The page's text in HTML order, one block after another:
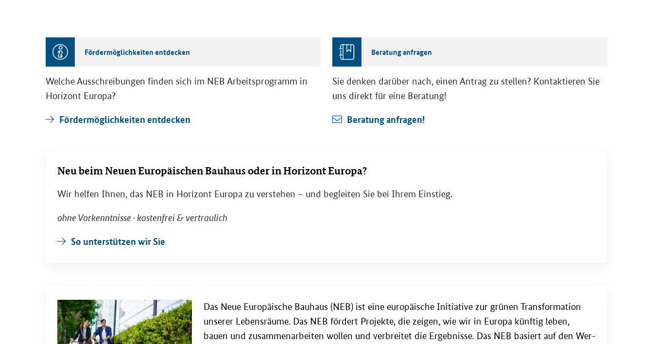
För­der­mög­lich­kei­ten ent­de­cken
Wel­che Aus­schrei­bun­gen fin­den sich im NEB Ar­beits­pro­gramm in
Ho­ri­zont Eu­ro­pa?
För­der­mög­lich­kei­ten ent­de­cken
Be­ra­tung an­fra­gen
Sie den­ken dar­über nach, einen An­trag zu stel­len? Kon­tak­tie­ren Sie
uns di­rekt für eine Be­ra­tung!
Be­ra­tung an­fra­gen!
Neu beim Neuen Eu­ro­päi­schen Bau­haus oder in Ho­ri­zont Eu­ro­pa?
Wir hel­fen Ihnen, das NEB in Ho­ri­zont Eu­ro­pa zu ver­ste­hen – und be­glei­ten Sie bei Ihrem Ein­stieg.
ohne Vor­kennt­nis­se · kos­ten­frei & ver­trau­lich
So un­ter­stüt­zen wir Sie
Das Neue Eu­ro­päi­sche Bau­haus (NEB) ist eine eu­ro­päi­sche In­itia­ti­ve zur grü­nen Trans­for­ma­ti­on
un­se­rer Le­bens­räu­me. Das NEB för­dert Pro­jek­te, die zei­gen, wie wir in Eu­ro­pa künf­tig leben,
bauen und zu­sam­men­ar­bei­ten wol­len und ver­brei­tet die Er­geb­nis­se. Das NEB ba­siert auf den Wer­